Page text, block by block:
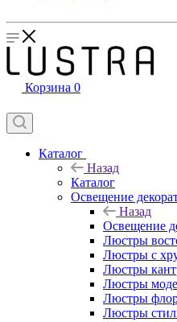
Корзина 0
Каталог
Назад
Каталог
Освещение
Назад
Освещение
Люстры
Люстры с
Люстры
Люстры
Люстры
Люстры